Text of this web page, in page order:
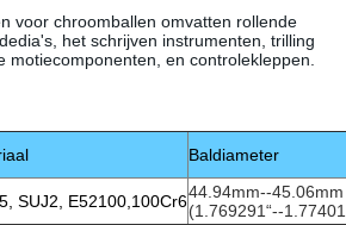
voor chroomballen omvatten rollende
het schrijven instrumenten, trilling
motiecomponenten, en controlekleppen.
Baldiameter
SUJ2, E52100,100Cr644.94mm--45.06mm
(1.769291“--